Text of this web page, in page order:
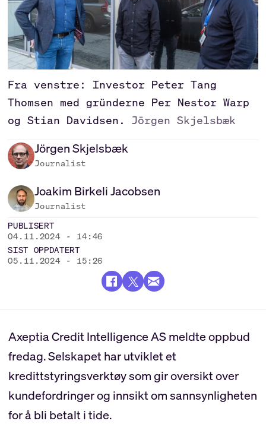
Fra venstre: Investor Peter Tang
Thomsen med gründerne Per Nestor Warp
og Stian Davidsen.
Jörgen Skjelsbæk
JörgenSkjelsbæk
Journalist
Joakim Birkeli Jacobsen
Journalist
PUBLISERT
04.11.2024 - 14:46
SIST OPPDATERT
05.11.2024 - 15:26
Axeptia Credit Intelligence AS meldte oppbud
fredag. Selskapet har utviklet et
kredittstyringsverktøy som gir oversikt over
kundefordringer og innsikt om sannsynligheten
for å bli betalt i tide.